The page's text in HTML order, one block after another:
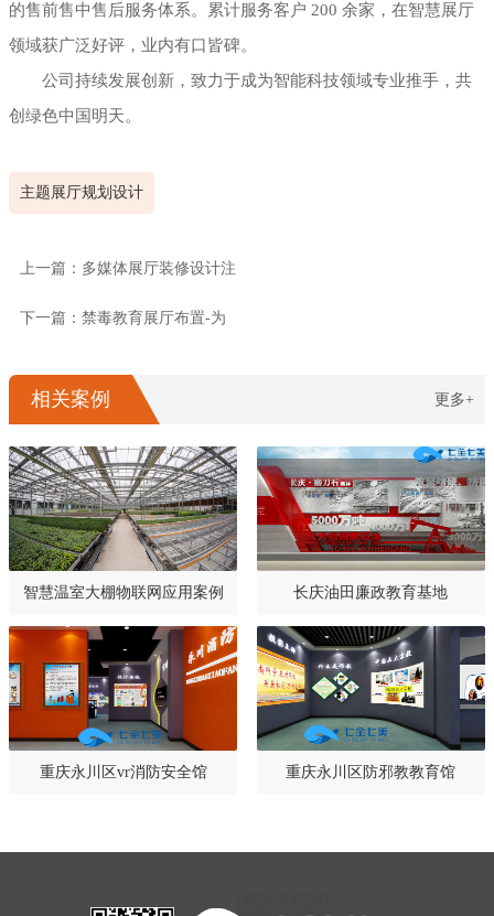
的售前售中售后服务体系。累计服务客户 200 余家，在智慧展厅
领域获广泛好评，业内有口皆碑。
公司持续发展创新，致力于成为智能科技领域专业推手，共
创绿色中国明天。
主题展厅规划设计
上一篇：多媒体展厅装修设计注
下一篇：禁毒教育展厅布置-为
相关案例 更多+
智慧温室大棚物联网应用案例 长庆油田廉政教育基地
重庆永川区vr消防安全馆 重庆永川区防邪教教育馆